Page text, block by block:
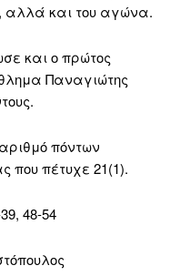
αλλά και του αγώνα.
και ο πρώτος
Παναγιώτης
πόντων
που πέτυχε 21(1).
48-54